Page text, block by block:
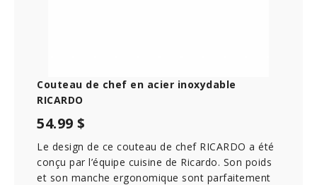
Couteau de chef en acier inoxydable
RICARDO
54.99 $
Le design de ce couteau de chef RICARDO a été
conçu par l’équipe cuisine de Ricardo. Son poids
et son manche ergonomique sont parfaitement